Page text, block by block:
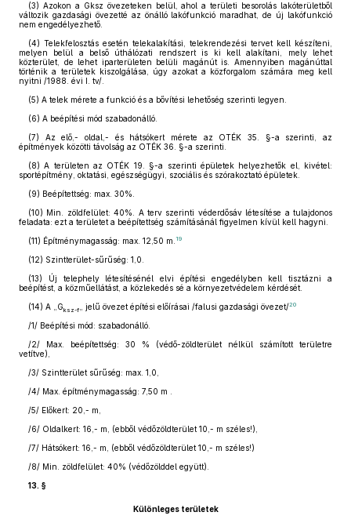
(3) Azokon a Gksz övezeteken belül, ahol a területi besorolás lakóterületből
változik gazdasági övezetté az önálló lakófunkció maradhat, de új lakófunkció
nem engedélyezhető.
(4) Telekfelosztás esetén telekalakítási, telekrendezési tervet kell készíteni,
melyen belül a belső úthálózati rendszert is ki kell alakítani, mely lehet
közterület, de lehet iparterületen belüli magánút is. Amennyiben magánúttal
történik a területek kiszolgálása, úgy azokat a közforgalom számára meg kell
nyitni /1988. évi I. tv/.
(5) A telek mérete a funkció és a bővítési lehetőség szerinti legyen.
(6) A beépítési mód szabadonálló.
(7) Az elő,- oldal,- és hátsókert mérete az OTÉK 35. §-a szerinti, az
építmények közötti távolság az OTÉK 36. §-a szerinti.
(8) A területen az OTÉK 19. §-a szerinti épületek helyezhetők el, kivétel:
sportépítmény, oktatási, egészségügyi, szociális és szórakoztató épületek.
(9) Beépítettség: max. 30%.
(10) Min. zöldfelület: 40%. A terv szerinti véderdősáv létesítése a tulajdonos
feladata: ezt a területet a beépítettség számításánál figyelmen kívül kell hagyni.
(11) Építménymagasság: max. 12,50 m. 19
(12) Szintterület-sűrűség: 1,0.
(13) Új telephely létesítésénél elvi építési engedélyben kell tisztázni a
beépítést, a közműellátást, a közlekedés sé a környezetvédelem kérdését.
(14) A „Gksz-f „ jelű övezet építési előírásai /falusi gazdasági övezet/20
/1/ Beépítési mód: szabadonálló.
/2/ Max. beépítettség: 30 % (védő-zöldterület nélkül számított területre
vetítve),
/3/ Szintterület sűrűség: max. 1,0,
/4/ Max. építménymagasság: 7,50 m .
/5/ Előkert: 20,- m,
/6/ Oldalkert: 16,- m, (ebből védőzöldterület 10,- m széles!),
/7/ Hátsókert: 16,- m, (ebből védőzöldterület 10,- m széles!)
/8/ Min. zöldfelület: 40% (védőzölddel együtt).
13. §
Különleges területek